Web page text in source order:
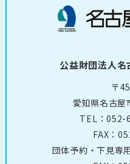
公益財団法人名
〒
愛知県名古屋
TEL：052-
FAX：
団体予約・下見専